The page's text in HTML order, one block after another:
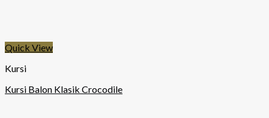
Quick View
Kursi
Kursi Balon Klasik Crocodile